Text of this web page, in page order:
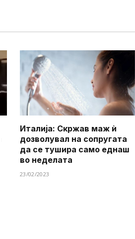
Италија: Скржав маж ѝ
дозволувал на сопругата
да се тушира ​​само еднаш
во неделата
23/02/2023